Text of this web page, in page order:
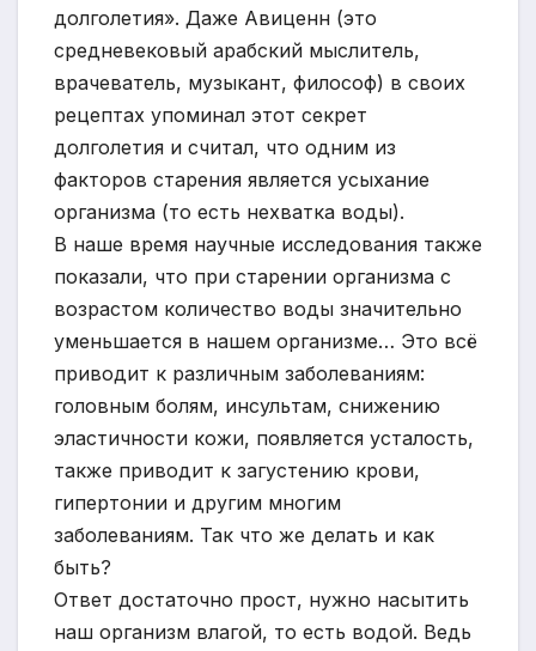
долголетия». Даже Авиценн (это
средневековый арабский мыслитель,
врачеватель, музыкант, философ) в своих
рецептах упоминал этот секрет
долголетия и считал, что одним из
факторов старения является усыхание
организма (то есть нехватка воды).
В наше время научные исследования также
показали, что при старении организма с
возрастом количество воды значительно
уменьшается в нашем организме… Это всё
приводит к различным заболеваниям:
головным болям, инсультам, снижению
эластичности кожи, появляется усталость,
также приводит к загустению крови,
гипертонии и другим многим
заболеваниям. Так что же делать и как
быть?
Ответ достаточно прост, нужно насытить
наш организм влагой, то есть водой. Ведь